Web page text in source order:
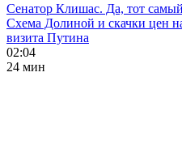
Сенатор Клишас. Да, тот самый
Схема Долиной и скачки цен
визита Путина
02:04
24 мин